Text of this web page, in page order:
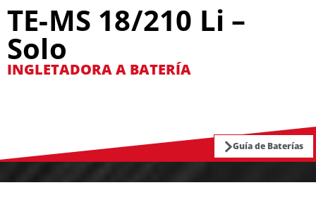
TE-MS 18/210 Li –
Solo
INGLETADORA A BATERÍA
Guía de Baterías